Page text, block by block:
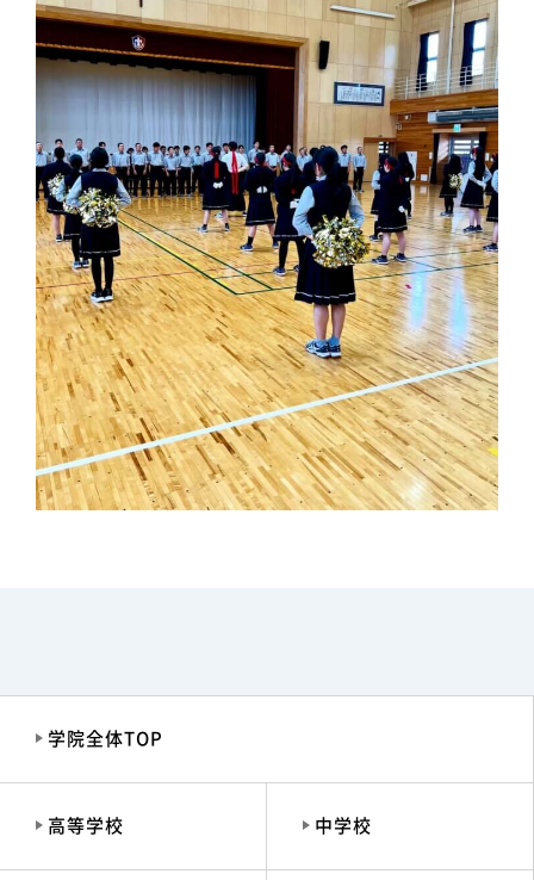
学院全体TOP
高等学校 中学校